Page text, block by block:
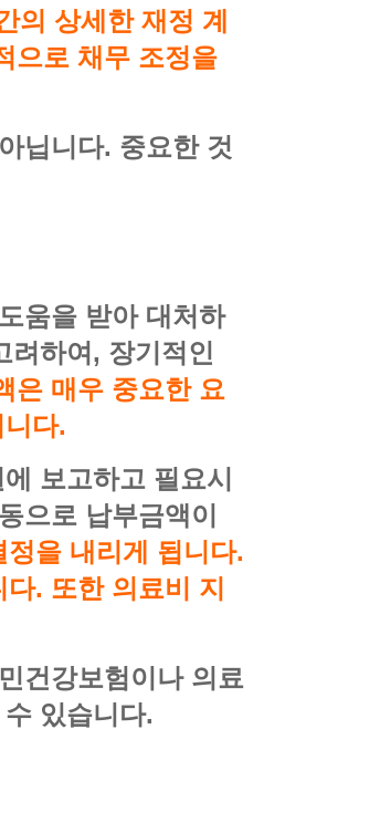
의 상세한 재정 계
으로 채무 조정을
닙니다. 중요한 것
움을 받아 대처하
려하여, 장기적인
은 매우 중요한 요
다.
보고하고 필요시
으로 납부금액이
을 내리게 됩니다.
. 또한 의료비 지
건강보험이나 의료
있습니다.